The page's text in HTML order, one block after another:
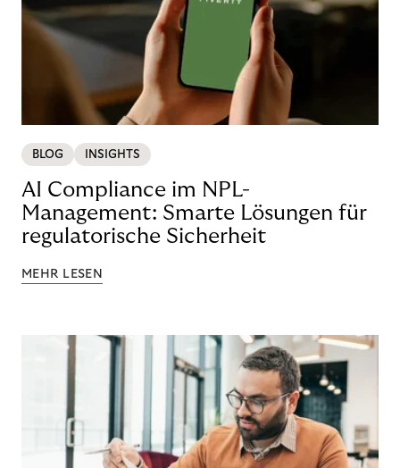
BLOG INSIGHTS
AI Compliance im NPL-
Management: Smarte Lösungen für
regulatorische Sicherheit
MEHR LESEN